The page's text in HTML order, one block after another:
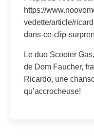
https://
vedette/article/
dans-ce-clip-
Le duo Scooter
de Dom Faucher,
Ricardo, une
qu’accrocheuse!